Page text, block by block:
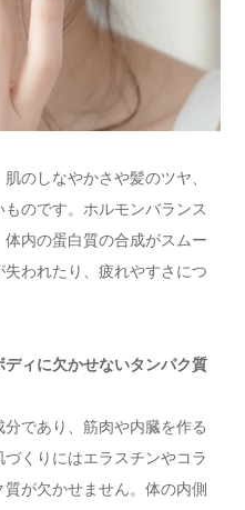
のしなやかさや髪のツヤ、
のです。ホルモンバランス
内の蛋白質の合成がスムー
われたり、疲れやすさにつ
ィに欠かせないタンパク質
であり、筋肉や内臓を作る
くりにはエラスチンやコラ
が欠かせません。体の内側